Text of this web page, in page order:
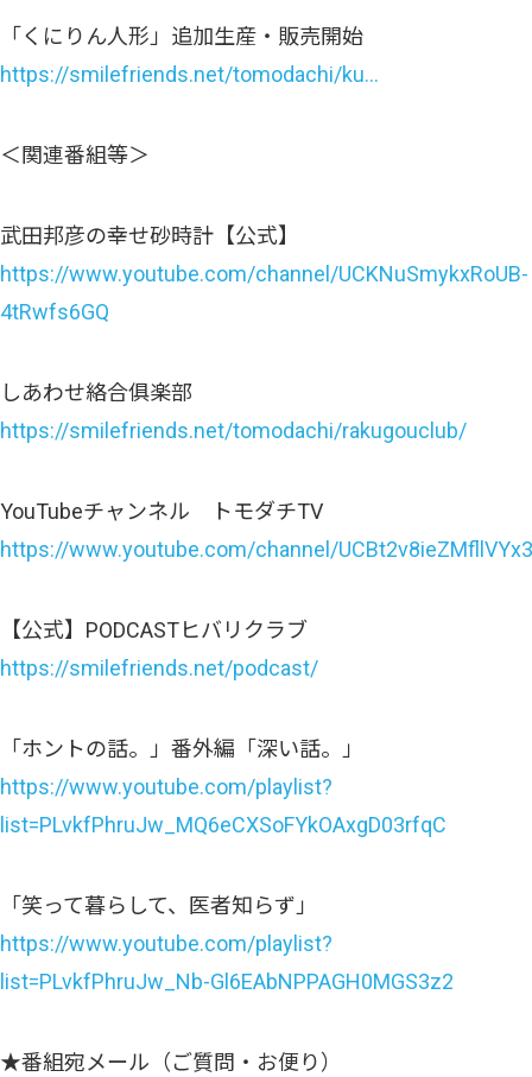
「くにりん人形」追加生産・販売開始
https://smilefriends.net/tomodachi/ku…
＜関連番組等＞
武田邦彦の幸せ砂時計【公式】
https://www.youtube.com/channel/UCKNuSmykxRoUB-
4tRwfs6GQ
しあわせ絡合俱楽部
https://smilefriends.net/tomodachi/rakugouclub/
YouTubeチャンネル トモダチTV
https://www.youtube.com/channel/
【公式】PODCASTヒバリクラブ
https://smilefriends.net/podcast/
「ホントの話。」番外編「深い話。」
https://www.youtube.com/playlist?
list=PLvkfPhruJw_MQ6eCXSoFYkOAxgD03rfqC
「笑って暮らして、医者知らず」
https://www.youtube.com/playlist?
list=PLvkfPhruJw_Nb-Gl6EAbNPPAGH0MGS3z2
★番組宛メール（ご質問・お便り）